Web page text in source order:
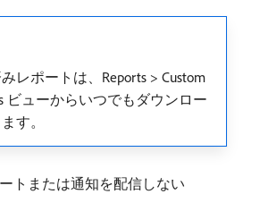
レポートは、Reports > Custom
ビューからいつでもダウンロー
す。
トまたは通知を配信しない